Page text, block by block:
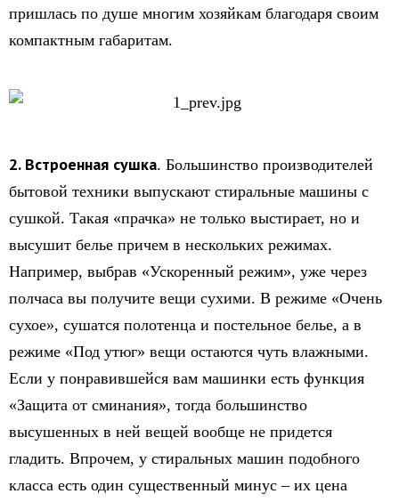
пришлась по душе многим хозяйкам благодаря своим
компактным габаритам.
2. Встроенная сушка. Большинство производителей
бытовой техники выпускают стиральные машины с
сушкой. Такая «прачка» не только выстирает, но и
высушит белье причем в нескольких режимах.
Например, выбрав «Ускоренный режим», уже через
полчаса вы получите вещи сухими. В режиме «Очень
сухое», сушатся полотенца и постельное белье, а в
режиме «Под утюг» вещи остаются чуть влажными.
Если у понравившейся вам машинки есть функция
«Защита от сминания», тогда большинство
высушенных в ней вещей вообще не придется
гладить. Впрочем, у стиральных машин подобного
класса есть один существенный минус – их цена